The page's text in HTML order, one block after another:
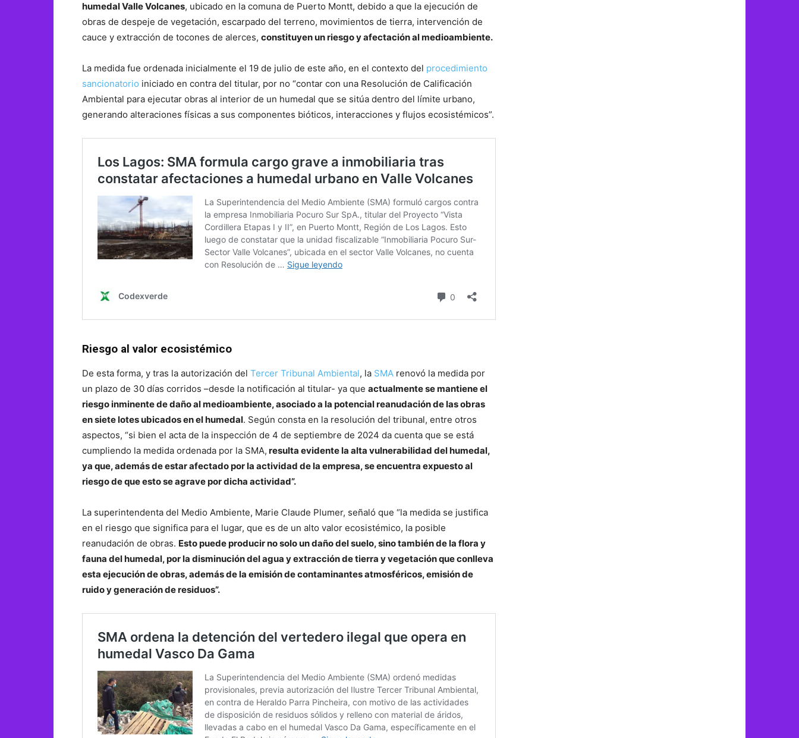
humedal Valle Volcanes, ubicado en la comuna de Puerto Montt, debido a que la ejecución de
obras de despeje de vegetación, escarpado del terreno, movimientos de tierra, intervención de
cauce y extracción de tocones de alerces, constituyen un riesgo y afectación al medioambiente.
La medida fue ordenada inicialmente el 19 de julio de este año, en el contexto del procedimiento
sancionatorio iniciado en contra del titular, por no “contar con una Resolución de Calificación
Ambiental para ejecutar obras al interior de un humedal que se sitúa dentro del límite urbano,
generando alteraciones físicas a sus componentes bióticos, interacciones y flujos ecosistémicos”.
Riesgo al valor ecosistémico
De esta forma, y tras la autorización del Tercer Tribunal Ambiental, la SMA renovó la medida por
un plazo de 30 días corridos –desde la notificación al titular- ya que actualmente se mantiene el
riesgo inminente de daño al medioambiente, asociado a la potencial reanudación de las obras
en siete lotes ubicados en el humedal. Según consta en la resolución del tribunal, entre otros
aspectos, “si bien el acta de la inspección de 4 de septiembre de 2024 da cuenta que se está
cumpliendo la medida ordenada por la SMA, resulta evidente la alta vulnerabilidad del humedal,
ya que, además de estar afectado por la actividad de la empresa, se encuentra expuesto al
riesgo de que esto se agrave por dicha actividad”.
La superintendenta del Medio Ambiente, Marie Claude Plumer, señaló que “la medida se justifica
en el riesgo que significa para el lugar, que es de un alto valor ecosistémico, la posible
reanudación de obras. Esto puede producir no solo un daño del suelo, sino también de la flora y
fauna del humedal, por la disminución del agua y extracción de tierra y vegetación que conlleva
esta ejecución de obras, además de la emisión de contaminantes atmosféricos, emisión de
ruido y generación de residuos”.